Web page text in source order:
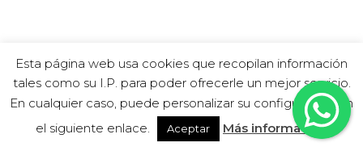
Esta página web usa cookies que recopilan información
tales como su I.P. para poder ofrecerle un mejor servicio.
En cualquier caso, puede personalizar su configuración en
el siguiente enlace.
Aceptar Más información